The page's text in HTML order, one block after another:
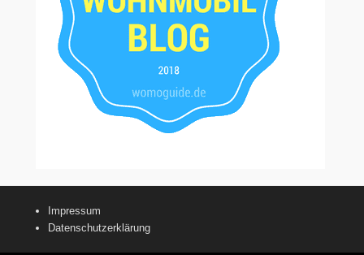
Impressum
Datenschutzerklärung